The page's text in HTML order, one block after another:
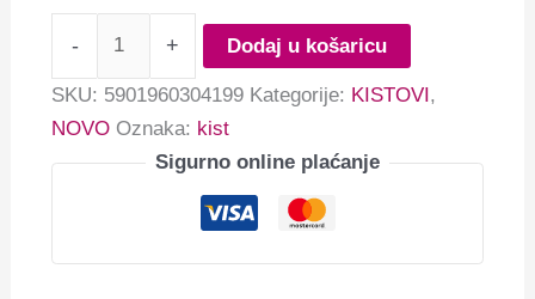
- + Dodaj u košaricu
SKU: 5901960304199 Kategorije: KISTOVI,
NOVO Oznaka: kist
Sigurno online plaćanje